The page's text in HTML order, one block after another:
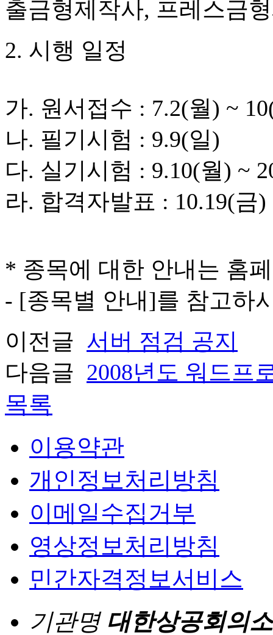
출금형제작사, 프레스금
2. 시행 일정
가. 원서접수 : 7.2(월) ~
나. 필기시험 : 9.9(일)
다. 실기시험 : 9.10(월) ~
라. 합격자발표 : 10.19(금)
* 종목에 대한 안내는 홈
- [종목별 안내]를 참고하
이전글 서버 점검 공지
다음글 2008년도 워드프
목록
이용약관
개인정보처리방침
이메일수집거부
영상정보처리방침
민간자격정보서비스
기관명 대한상공회의소